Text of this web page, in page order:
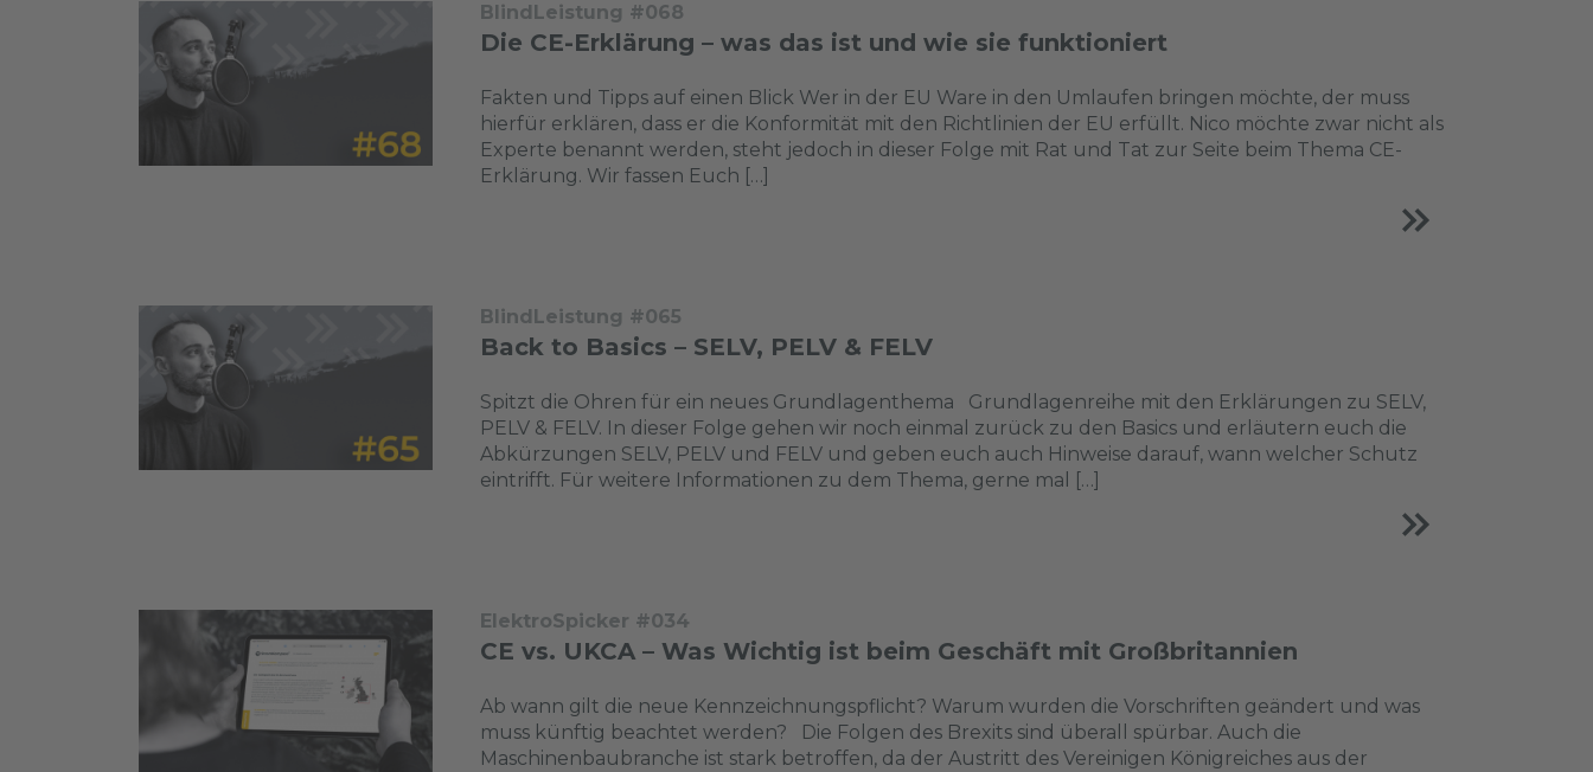
BlindLeistung #068
Die CE-Erklärung – was das ist und wie sie funktioniert
Fakten und Tipps auf einen Blick Wer in der EU Ware in den Umlaufen bringen möchte, der muss
hierfür erklären, dass er die Konformität mit den Richtlinien der EU erfüllt. Nico möchte zwar nicht als
Experte benannt werden, steht jedoch in dieser Folge mit Rat und Tat zur Seite beim Thema CE-
Erklärung. Wir fassen Euch […]
BlindLeistung #065
Back to Basics – SELV, PELV & FELV
Spitzt die Ohren für ein neues Grundlagenthema Grundlagenreihe mit den Erklärungen zu SELV,
PELV & FELV. In dieser Folge gehen wir noch einmal zurück zu den Basics und erläutern euch die
Abkürzungen SELV, PELV und FELV und geben euch auch Hinweise darauf, wann welcher Schutz
eintrifft. Für weitere Informationen zu dem Thema, gerne mal […]
ElektroSpicker #034
CE vs. UKCA – Was Wichtig ist beim Geschäft mit Großbritannien
Ab wann gilt die neue Kennzeichnungspflicht? Warum wurden die Vorschriften geändert und was
muss künftig beachtet werden? Die Folgen des Brexits sind überall spürbar. Auch die
Maschinenbaubranche ist stark betroffen, da der Austritt des Vereinigen Königreiches aus der